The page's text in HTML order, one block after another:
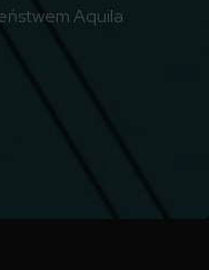
Aquila